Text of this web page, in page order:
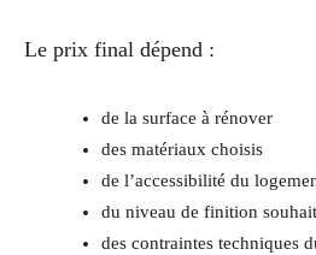
Le prix final dépend :
de la surface à rénover
des matériaux choisis
de l’accessibilité du
du niveau de finition
des contraintes techniques